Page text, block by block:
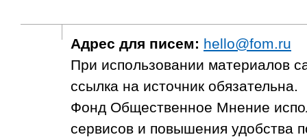
Адрес для писем: hello@fom.ru
При использовании материалов
ссылка на источник обязательна.
Фонд Общественное Мнение
сервисов и повышения удобства